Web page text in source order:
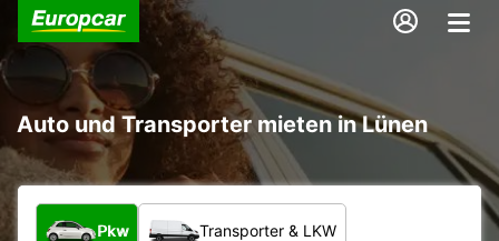
Auto und Transporter mieten in Lünen
Welche Art von Fahrzeug?
Pkw Transporter & LKW